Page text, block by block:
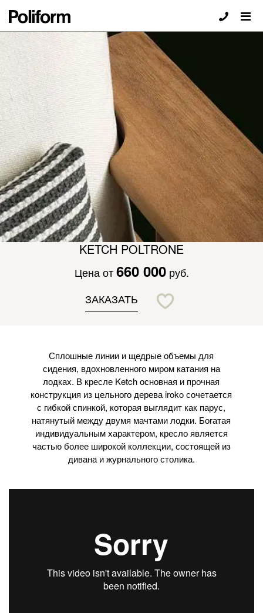
KETCH POLTRONE
Цена от 660 000 руб.
ЗАКАЗАТЬ
Сплошные линии и щедрые объемы для
сидения, вдохновленного миром катания на
лодках. В кресле Ketch основная и прочная
конструкция из цельного дерева iroko сочетается
с гибкой спинкой, которая выглядит как парус,
натянутый между двумя мачтами лодки. Богатая
индивидуальным характером, кресло является
частью более широкой коллекции, состоящей из
дивана и журнального столика.